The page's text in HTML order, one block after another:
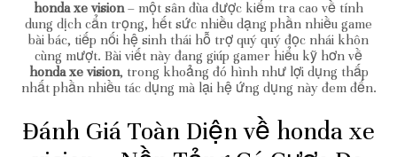
honda xe vision– một sân đùa được kiểm tra cao về tính
dung dịch cẩn trọng, hết sức nhiều dạng phần nhiều game
bài bác, tiếp nối hệ sinh thái hỗ trợ quý quý đọc nhái khôn
cùng mượt. Bài viết này đang giúp gamer hiểu kỹ hơn về
honda xe vision, trong khoảng đó hình như lợi dụng thấp
nhất phần nhiều tác dụng mà lại hệ ứng dụng này đem đến.
Đánh Giá Toàn Diện về honda xe